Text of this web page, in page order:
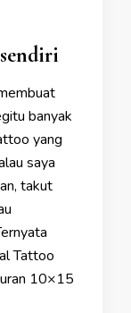
banyak
yang
saya
takut
Tattoo
10×15